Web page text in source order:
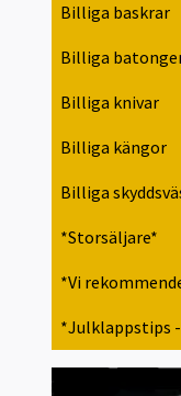
Billiga baskrar
Billiga
Billiga knivar
Billiga kängor
Billiga
*Storsäljare*
*Vi
*Julklappstips